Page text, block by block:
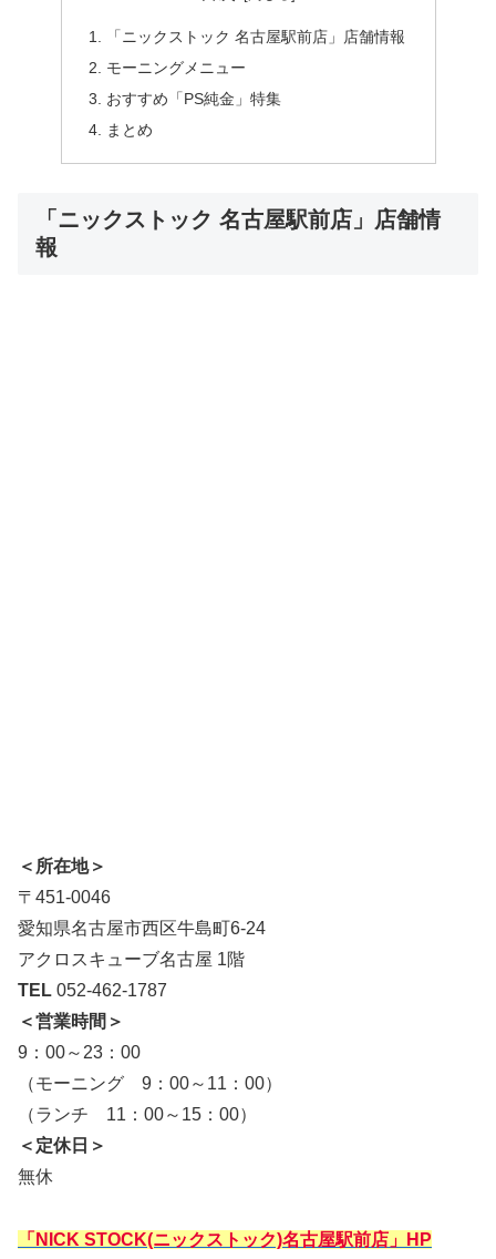
「ニックストック 名古屋駅前店」店舗情報
モーニングメニュー
おすすめ「PS純金」特集
まとめ
「ニックストック 名古屋駅前店」店舗情
報
＜所在地＞
〒451-0046
愛知県名古屋市西区牛島町6-24
アクロスキューブ名古屋 1階
TEL 052-462-1787
＜営業時間＞
9：00～23：00
（モーニング 9：00～11：00）
（ランチ 11：00～15：00）
＜定休日＞
無休
「NICK STOCK(ニックストック)名古屋駅前店」HP